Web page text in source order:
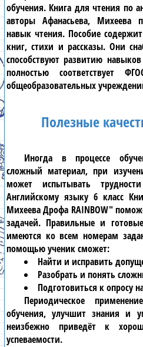
обучения. Книга для чтения по
авторы Афанасьева, Михеева
навык чтения. Пособие
книг, стихи и рассказы. Они
способствуют развитию
полностью соответствует
общеобразовательных
Полезные
Иногда в процессе
сложный материал, при
может испытывать
Английскому языку 6 класс
Михеева Дрофа RAINBOW"
задачей. Правильные и
имеются ко всем номерам
помощью ученик сможет:
Найти и исправить
Разобрать и понять
Подготовиться к опросу
Периодическое
обучения, улучшит знания и
неизбежно приведёт к
успеваемости.